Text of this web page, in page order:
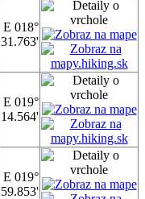
E 018°
31.763'
E 019°
14.564'
E 019°
59.853'